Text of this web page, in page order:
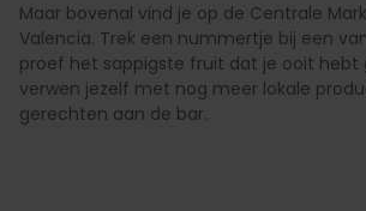
Maar bovenal vind je op de Centrale
Valencia. Trek een nummertje bij een
proef het sappigste fruit dat je ooit hebt
verwen jezelf met nog meer lokale
gerechten aan de bar.